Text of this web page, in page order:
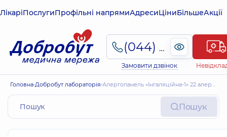
ЛікаріПослугиПрофільні напрямиАдресиЦіниБільшеАкції
(044) 495-2-888
Замовити дзвінок
Головна Добробут лабораторія Алергопанель «Інгаляційна-1» 22 алергенів
Пошук